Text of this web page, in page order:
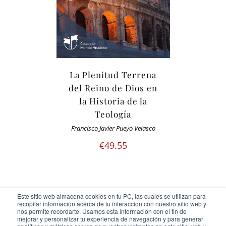
Este sitio web almacena cookies en tu PC, las cuales se utilizan para
recopilar información acerca de tu interacción con nuestro sitio web y
nos permite recordarte. Usamos esta información con el fin de
mejorar y personalizar tu experiencia de navegación y para generar
La Plenitud Terrena
del Reino de Dios en
la Historia de la
Teología
Francisco Javier Pueyo Velasco
€49.55